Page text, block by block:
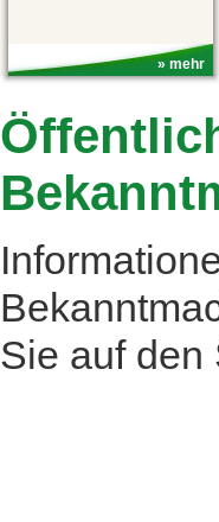
» mehr
Sie auf den